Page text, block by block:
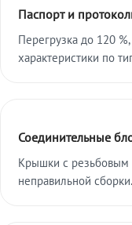
Паспорт и
Перегрузка до 120
характеристики по
Соединительные
Крышки с резьбовым
неправильной сборки.